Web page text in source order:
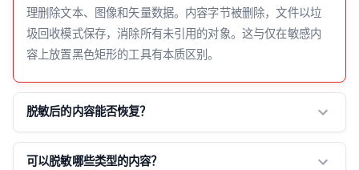
理删除文本、图像和矢量数据。内容字节被删除，文件以垃
圾回收模式保存，消除所有未引用的对象。这与仅在敏感内
容上放置黑色矩形的工具有本质区别。
脱敏后的内容能否恢复？
可以脱敏哪些类型的内容？